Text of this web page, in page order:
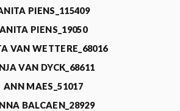
PIENS_115409
ANITA PIENS_19050
VAN WETTERE_68016
VAN DYCK_68611
ANN MAES_51017
BALCAEN_28929